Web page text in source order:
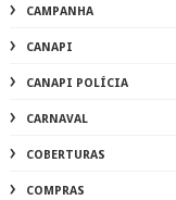
CAMPANHA
CANAPI
CANAPI POLÍCIA
CARNAVAL
COBERTURAS
COMPRAS